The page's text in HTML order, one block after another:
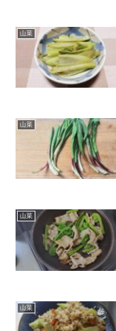
山菜
山菜
山菜
山菜